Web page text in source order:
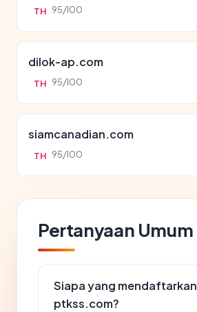
TH 95/100
dilok-ap.com
TH 95/100
siamcanadian.com
TH 95/100
Pertanyaan Umum
Siapa yang mendaftarkan
ptkss.com?